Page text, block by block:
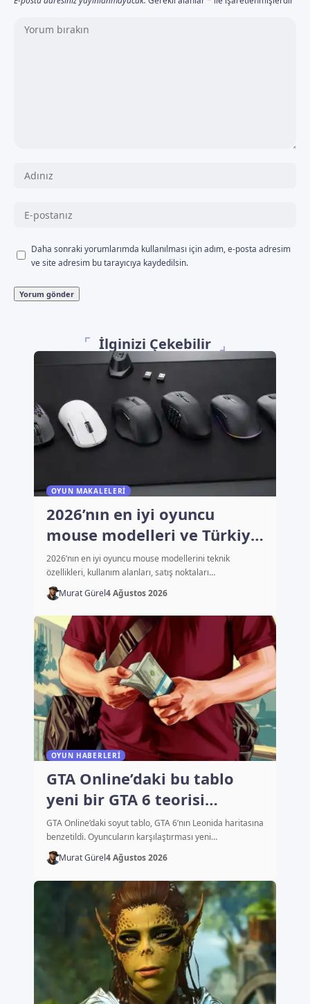
Daha sonraki yorumlarımda kullanılması için adım, e-posta adresim
ve site adresim bu tarayıcıya kaydedilsin.
İlginizi Çekebilir
OYUN MAKALELERI
2026’nın en iyi oyuncu
mouse modelleri ve Türkiye
fiyatları
2026’nın en iyi oyuncu mouse modellerini teknik
özellikleri, kullanım alanları, satış noktaları…
Murat Gürel4 Ağustos 2026
OYUN HABERLERI
GTA Online’daki bu tablo
yeni bir GTA 6 teorisi
başlattı
GTA Online’daki soyut tablo, GTA 6’nın Leonida haritasına
benzetildi. Oyuncuların karşılaştırması yeni…
Murat Gürel4 Ağustos 2026